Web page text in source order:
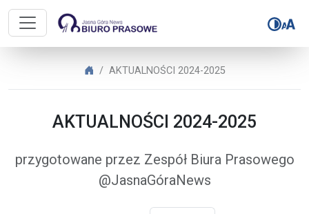
Biuro Prasowe Jasnej Góry –
Biuro Prasowe Jasnej Góry
AKTUALNOŚCI 2024-2025
AKTUALNOŚCI 2024-2025
przygotowane przez Zespół Biura Prasowego
@JasnaGóraNews